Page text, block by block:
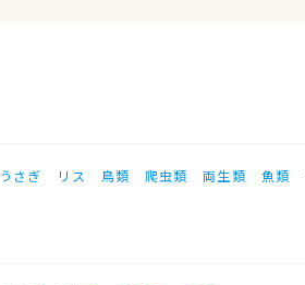
うさぎ リス 鳥類 爬虫類 両生類 魚類